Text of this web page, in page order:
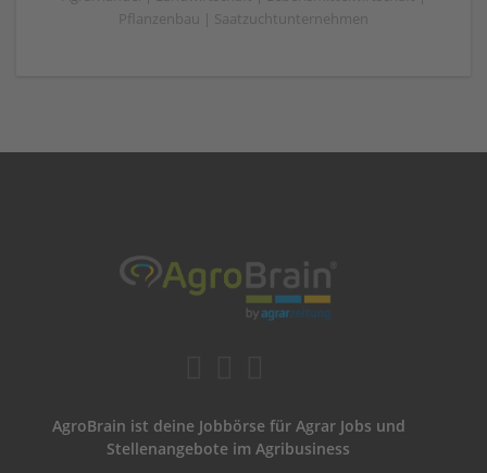
Pflanzenbau | Saatzuchtunternehmen
AgroBrain ist deine Jobbörse für Agrar Jobs und
Stellenangebote im Agribusiness